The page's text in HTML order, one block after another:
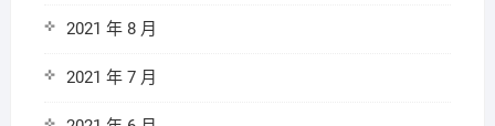
2021 年 8 月
2021 年 7 月